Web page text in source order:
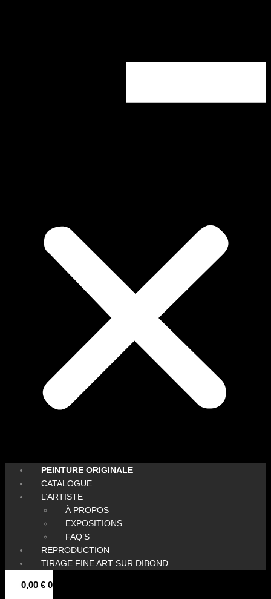
PEINTURE ORIGINALE
CATALOGUE
L’ARTISTE
À PROPOS
EXPOSITIONS
FAQ’S
REPRODUCTION
TIRAGE FINE ART SUR DIBOND
0,00 € 0